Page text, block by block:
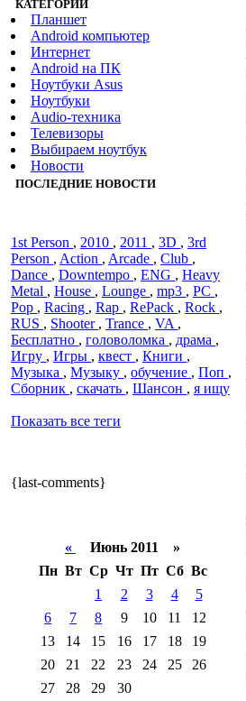
КАТЕГОРИИ
Планшет
Android компьютер
Интернет
Android на ПК
Ноутбуки Asus
Ноутбуки
Audiо-техника
Телевизоры
Выбираем ноутбук
Новости
ПОСЛЕДНИЕ НОВОСТИ
1st Person , 2010 , 2011 , 3D , 3rd
Person , Action , Arcade , Club ,
Dance , Downtempo , ENG , Heavy
Metal , House , Lounge , mp3 , PC ,
Pop , Racing , Rap , RePack , Rock ,
RUS , Shooter , Trance , VA ,
Бесплатно , головоломка , драма ,
Игру , Игры , квест , Книги ,
Музыка , Музыку , обучение , Поп ,
Сборник , скачать , Шансон , я ищу
Показать все теги
{last-comments}
«
Июнь 2011 »
Пн Вт Ср Чт Пт Сб Вс
1
2 3 4
5
6
7 8 9 10 11
12
13
14 15 16 17 18
19
20
21 22 23 24 25
26
27
28 29 30